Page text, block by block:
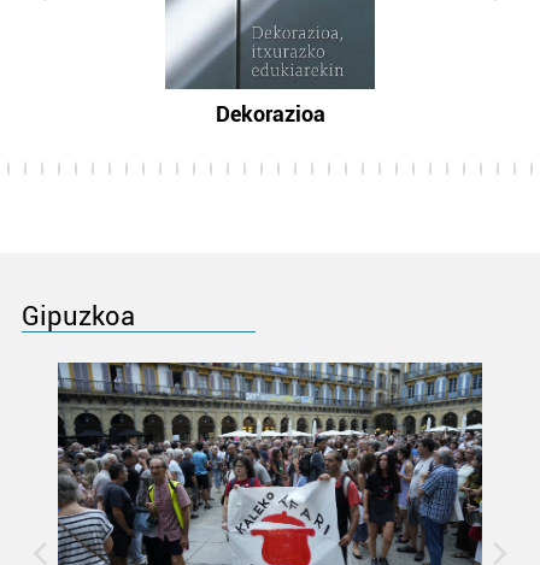
Dekorazioa
Gipuzkoa